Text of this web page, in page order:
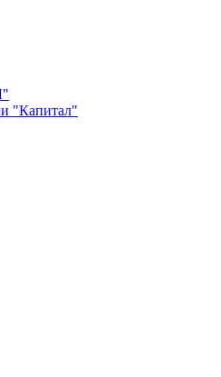
"Капитал"